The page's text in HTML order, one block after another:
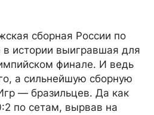
сборная России по
истории выигравшая для
финале. И ведь
а сильнейшую сборную
— бразильцев. Да как
по сетам, вырвав на